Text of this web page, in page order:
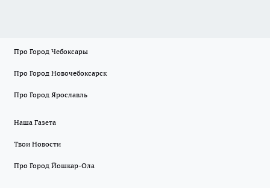
Про Город Чебоксары
Про Город Новочебоксарск
Про Город Ярославль
Наша Газета
Твои Новости
Про Город Йошкар-Ола